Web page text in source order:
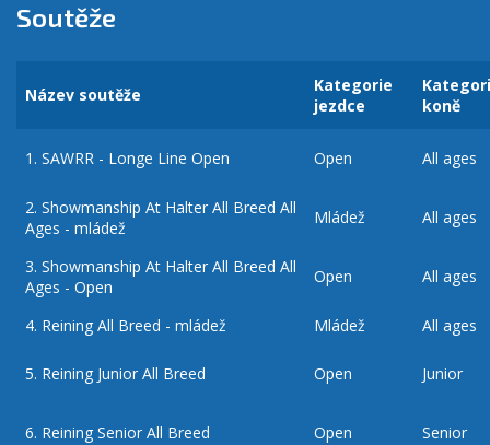
Soutěže
Název soutěže
Kategorie
jezdce
koně
1. SAWRR - Longe Line Open Open All ages
2. Showmanship At Halter All Breed All
Ages - mládež
Mládež All ages
3. Showmanship At Halter All Breed All
Ages - Open
Open All ages
4. Reining All Breed - mládež Mládež All ages
5. Reining Junior All Breed Open Junior
6. Reining Senior All Breed Open Senior